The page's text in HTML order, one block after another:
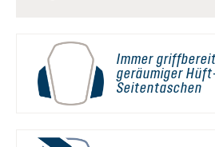
Immer
geräumiger
Seitentaschen